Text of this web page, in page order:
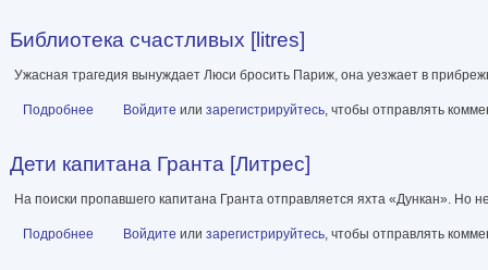
Библиотека счастливых [litres]
Ужасная трагедия вынуждает Люси бросить Париж, она уезжает в
Подробнее о Библиотека счастливых [litres]
Войдите или зарегистрируйтесь, чтобы отправлять
Дети капитана Гранта [Литрес]
На поиски пропавшего капитана Гранта отправляется яхта «Дункан». Но
Подробнее о Дети капитана Гранта [Литрес]
Войдите или зарегистрируйтесь, чтобы отправлять